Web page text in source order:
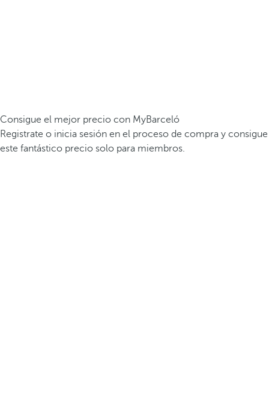
Consigue el mejor precio con MyBarceló
Registrate o inicia sesión en el proceso de compra y consigue
este fantástico precio solo para miembros.